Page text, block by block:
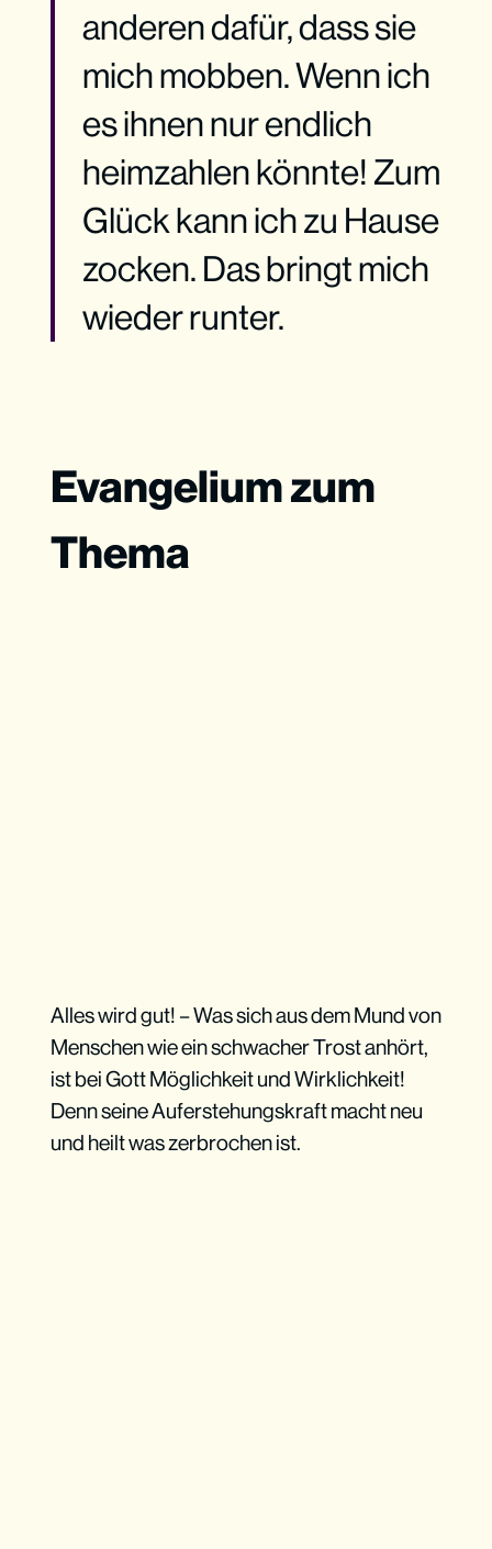
anderen dafür, dass sie
mich mobben. Wenn ich
es ihnen nur endlich
heimzahlen könnte! Zum
Glück kann ich zu Hause
zocken. Das bringt mich
wieder runter.
Evangelium zum
Thema
Alles wird gut! – Was sich aus dem Mund von
Menschen wie ein schwacher Trost anhört,
ist bei Gott Möglichkeit und Wirklichkeit!
Denn seine Auferstehungskraft macht neu
und heilt was zerbrochen ist.